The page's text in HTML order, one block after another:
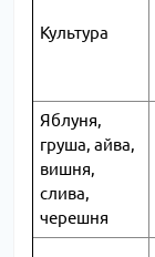
Культура
Яблуня,
груша, айва,
вишня,
слива,
черешня